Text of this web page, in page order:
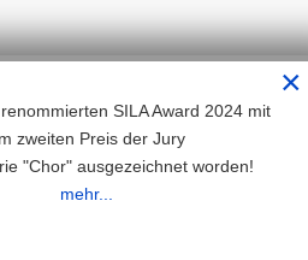
uns auf Sie! ×
SILA Award 2024 mit
zweiten Preis der Jury
"Chor" ausgezeichnet worden!
mehr...